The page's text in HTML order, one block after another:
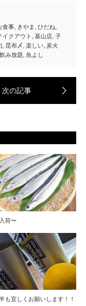
食事, きやま , ひだね,
イクアウト , 基山店, 子
, 昆布〆, 楽しい, 炭火
飲み放題, 魚よし
荷〜
も宜しくお願いします！！